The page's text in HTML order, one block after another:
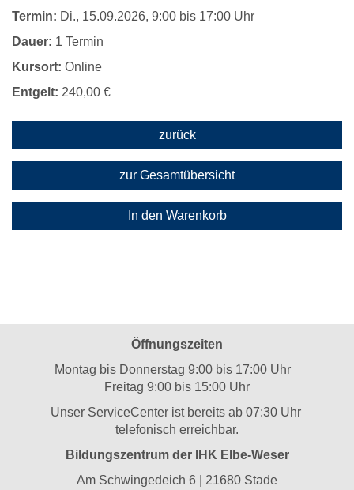
Termin: Di., 15.09.2026, 9:00 bis 17:00 Uhr
Dauer: 1 Termin
Kursort: Online
Entgelt: 240,00 €
zurück
zur Gesamtübersicht
In den Warenkorb
Öffnungszeiten
Montag bis Donnerstag 9:00 bis 17:00 Uhr
Freitag 9:00 bis 15:00 Uhr
Unser ServiceCenter ist bereits ab 07:30 Uhr
telefonisch erreichbar.
Bildungszentrum der IHK Elbe-Weser
Am Schwingedeich 6 | 21680 Stade